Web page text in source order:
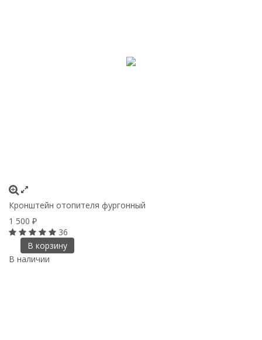
Кронштейн отопителя фургонный
1 500 ₽
36
В корзину
В наличии